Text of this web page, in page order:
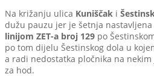
Na križanju ulica Kuniščak i
dužu pauzu jer je šetnja nastavljena
linijom ZET-a broj 129 po
po tom dijelu Šestinskog dola u
a radi nedostatka pločnika na
za hod.